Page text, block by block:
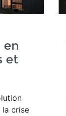
en
et
crise